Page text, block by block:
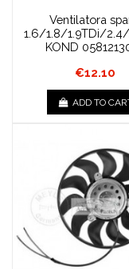
Ventilatora
1.6/1.8/1.9TDi/
KOND
€12.10
ADD TO